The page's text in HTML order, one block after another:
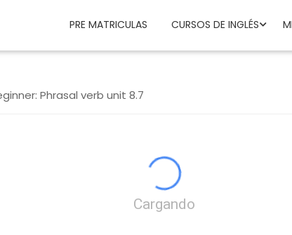
PRE MATRICULAS CURSOS DE INGLÉS
Phrasal verb unit 8.7
Cargando